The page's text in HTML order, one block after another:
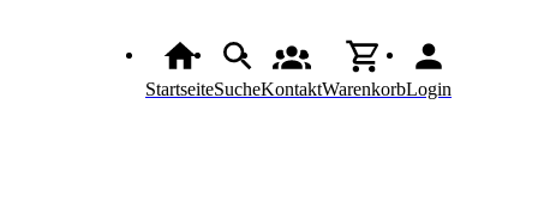
StartseiteSucheKontaktWarenkorbLogin